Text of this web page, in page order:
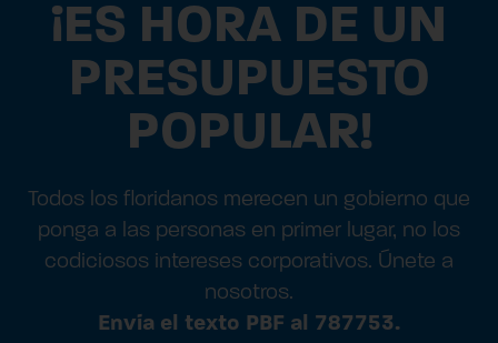
¡ES HORA DE UN
PRESUPUESTO
POPULAR!
Todos los floridanos merecen un gobierno que
ponga a las personas en primer lugar, no los
codiciosos intereses corporativos. Únete a
nosotros.
Envía el texto PBF al 787753.